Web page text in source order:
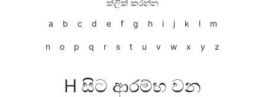
ක්ලික් කරන්න
a b c d e f g h i j k l m
n o p q r s t u v w x y z
H සිට ආරම්භ වන